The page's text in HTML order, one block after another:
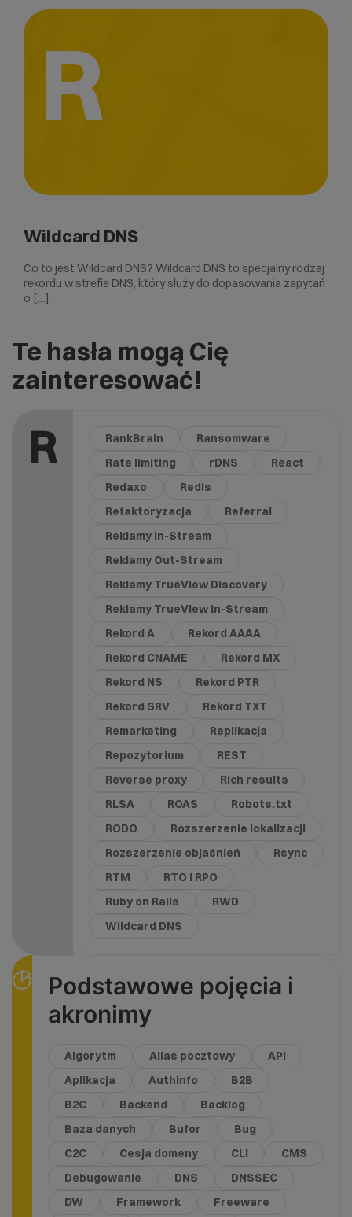
R
Wildcard DNS
Co to jest Wildcard DNS? Wildcard DNS to specjalny rodzaj
rekordu w strefie DNS, który służy do dopasowania zapytań
o […]
Te hasła mogą Cię
zainteresować!
R RankBrain
Ransomware
Rate limiting
rDNS
React
Redaxo
Redis
Refaktoryzacja
Referral
Reklamy In-Stream
Reklamy Out-Stream
Reklamy TrueView Discovery
Reklamy TrueView in-Stream
Rekord A
Rekord AAAA
Rekord CNAME
Rekord MX
Rekord NS
Rekord PTR
Rekord SRV
Rekord TXT
Remarketing
Replikacja
Repozytorium
REST
Reverse proxy
Rich results
RLSA
ROAS
Robots.txt
RODO
Rozszerzenie lokalizacji
Rozszerzenie objaśnień
Rsync
RTM
RTO i RPO
Ruby on Rails
RWD
Wildcard DNS
Podstawowe pojęcia i
akronimy
Algorytm Alias pocztowy
API
Aplikacja
Authinfo
B2B
B2C
Backend
Backlog
Baza danych
Bufor
Bug
C2C
Cesja domeny CLI
CMS
Debugowanie
DNS
DNSSEC
DW
Framework
Freeware